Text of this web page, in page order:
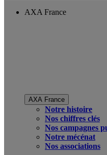
AXA France
AXA France
Notre histoire
Nos chiffres clés
Nos campagnes
Notre mécénat
Nos associations